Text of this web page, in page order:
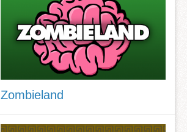
Zombieland